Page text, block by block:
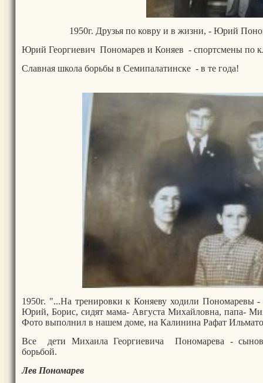
1950г. Друзья по ковру и в жизни, - Юрий
Юрий Георгиевич Пономарев и Коняев - спортсмены по
Славная школа борьбы в Семипалатинске - в те года!
1950г. "...На тренировки к Коняеву ходили
Юрий, Борис, сидят мама- Августа Михайловна, папа-
Фото выполнил в нашем доме, на Калинина Рафат
Все дети Михаила Георгиевича Пономарева -
борьбой.
Лев Пономарев